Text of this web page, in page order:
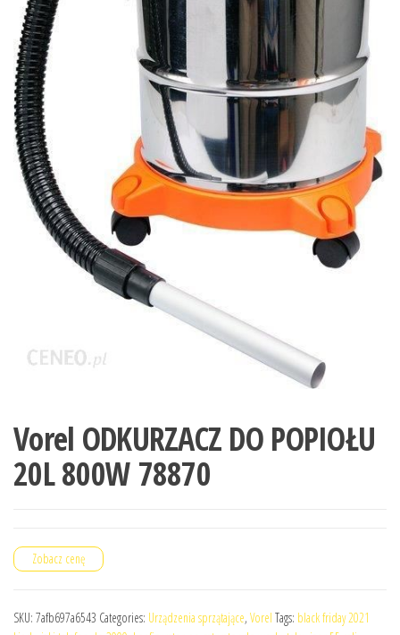
Vorel ODKURZACZ DO POPIOŁU
20L 800W 78870
Zobacz cenę
SKU: 7afb697a6543 Categories: Urządzenia sprzątające, Vorel Tags: black friday 2021